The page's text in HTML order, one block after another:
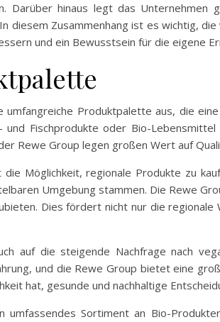
Darüber hinaus legt das
diesem Zusammenhang ist es wichtig,
und ein Bewusstsein für die eigene
umfangreiche Produktpalette aus, die
und Fischprodukte oder Bio-
Rewe Group legen großen Wert auf
Möglichkeit, regionale Produkte zu
Umgebung stammen. Die Rewe
Dies fördert nicht nur die
auf die steigende Nachfrage nach
und die Rewe Group bietet eine
hat, gesunde und nachhaltige
umfassendes Sortiment an Bio-